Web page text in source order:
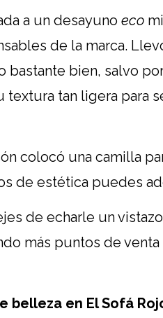
a un desayuno eco
de la marca.
bastante bien, salvo
tan ligera para
colocó una camilla
de estética puedes
de echarle un
más puntos de
belleza en El Sofá